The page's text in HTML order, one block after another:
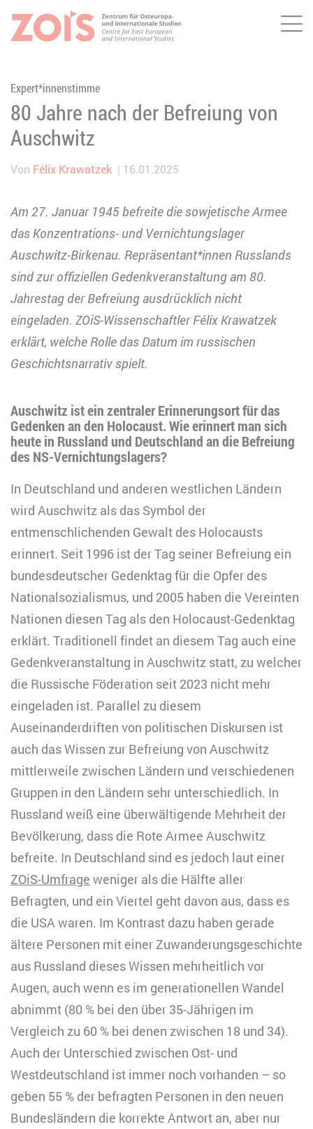
ZUM HAUPTINHALT SPRINGEN
ZUR SUCHE SPRINGEN
Expert*innenstimme
80 Jahre nach der Befreiung von
Auschwitz
Von Félix Krawatzek 16.01.2025
Am 27. Januar 1945 befreite die sowjetische Armee
das Konzentrations- und Vernichtungslager
Auschwitz-Birkenau. Repräsentant*innen Russlands
sind zur offiziellen Gedenkveranstaltung am 80.
Jahrestag der Befreiung ausdrücklich nicht
eingeladen. ZOiS-Wissenschaftler Félix Krawatzek
erklärt, welche Rolle das Datum im russischen
Geschichtsnarrativ spielt.
Auschwitz ist ein zentraler Erinnerungsort für das
Gedenken an den Holocaust. Wie erinnert man sich
heute in Russland und Deutschland an die Befreiung
des NS-Vernichtungslagers?
In Deutschland und anderen westlichen Ländern
wird Auschwitz als das Symbol der
entmenschlichenden Gewalt des Holocausts
erinnert. Seit 1996 ist der Tag seiner Befreiung ein
bundesdeutscher Gedenktag für die Opfer des
Nationalsozialismus, und 2005 haben die Vereinten
Nationen diesen Tag als den Holocaust-Gedenktag
erklärt. Traditionell findet an diesem Tag auch eine
Gedenkveranstaltung in Auschwitz statt, zu welcher
die Russische Föderation seit 2023 nicht mehr
eingeladen ist. Parallel zu diesem
Auseinanderdriften von politischen Diskursen ist
auch das Wissen zur Befreiung von Auschwitz
mittlerweile zwischen Ländern und verschiedenen
Gruppen in den Ländern sehr unterschiedlich. In
Russland weiß eine überwältigende Mehrheit der
Bevölkerung, dass die Rote Armee Auschwitz
befreite. In Deutschland sind es jedoch laut einer
ZOiS-Umfrage weniger als die Hälfte aller
Befragten, und ein Viertel geht davon aus, dass es
die USA waren. Im Kontrast dazu haben gerade
ältere Personen mit einer Zuwanderungsgeschichte
aus Russland dieses Wissen mehrheitlich vor
Augen, auch wenn es im generationellen Wandel
abnimmt (80 % bei den über 35-Jährigen im
Vergleich zu 60 % bei denen zwischen 18 und 34).
Auch der Unterschied zwischen Ost- und
Westdeutschland ist immer noch vorhanden – so
geben 55 % der befragten Personen in den neuen
Bundesländern die korrekte Antwort an, aber nur